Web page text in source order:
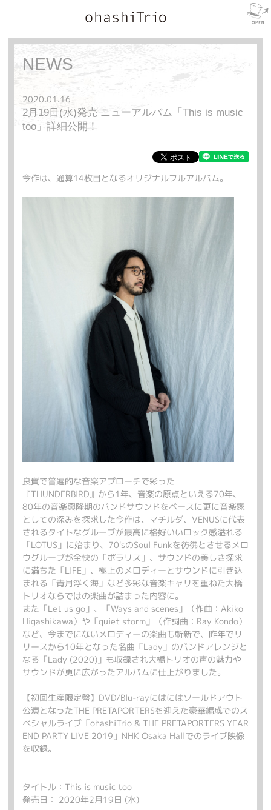
NEWS
2020.01.16
2月19日(水)発売 ニューアルバム「This is music
too」詳細公開！
今作は、通算14枚目となるオリジナルフルアルバム。
良質で普遍的な音楽アプローチで彩った
『THUNDERBIRD』から1年、音楽の原点といえる70年、
80年の音楽興隆期のバンドサウンドをベースに更に音楽家
としての深みを探求した今作は、マチルダ、VENUSに代表
されるタイトなグルーブが最高に格好いいロック感溢れる
「LOTUS」に始まり、70'sのSoul Funkを彷彿とさせるメロ
ウグルーブが全快の「ポラリス」、サウンドの美しき探求
に満ちた「LIFE」、極上のメロディーとサウンドに引き込
まれる「青月浮く海」など多彩な音楽キャリを重ねた大橋
トリオならではの楽曲が詰まった内容に。
また「Let us go」、「Ways and scenes」（作曲：Akiko
Higashikawa）や「quiet storm」（作詞曲：Ray Kondo）
など、今までにないメロディーの楽曲も斬新で、昨年でリ
リースから10年となった名曲「Lady」のバンドアレンジと
なる「Lady (2020)」も収録され大橋トリオの声の魅力や
サウンドが更に広がったアルバムに仕上がりました。
【初回生産限定盤】DVD/Blu-rayにはにはソールドアウト
公演となったTHE PRETAPORTERSを迎えた豪華編成でのス
ペシャルライブ「ohashiTrio & THE PRETAPORTERS YEAR
END PARTY LIVE 2019」NHK Osaka Hallでのライブ映像
を収録。
タイトル：This is music too
発売日： 2020年2月19日 (水)